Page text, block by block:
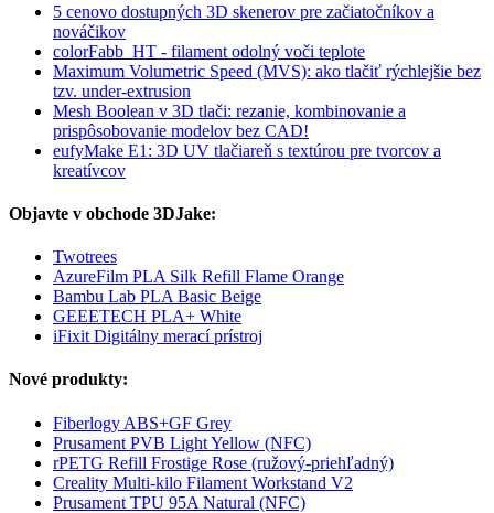
5 cenovo dostupných 3D skenerov pre začiatočníkov a
nováčikov
colorFabb_HT - filament odolný voči teplote
Maximum Volumetric Speed (MVS): ako tlačiť rýchlejšie bez
tzv. under-extrusion
Mesh Boolean v 3D tlači: rezanie, kombinovanie a
prispôsobovanie modelov bez CAD!
eufyMake E1: 3D UV tlačiareň s textúrou pre tvorcov a
kreatívcov
Objavte v obchode 3DJake:
Twotrees
AzureFilm PLA Silk Refill Flame Orange
Bambu Lab PLA Basic Beige
GEEETECH PLA+ White
iFixit Digitálny merací prístroj
Nové produkty:
Fiberlogy ABS+GF Grey
Prusament PVB Light Yellow (NFC)
rPETG Refill Frostige Rose (ružový-priehľadný)
Creality Multi-kilo Filament Workstand V2
Prusament TPU 95A Natural (NFC)